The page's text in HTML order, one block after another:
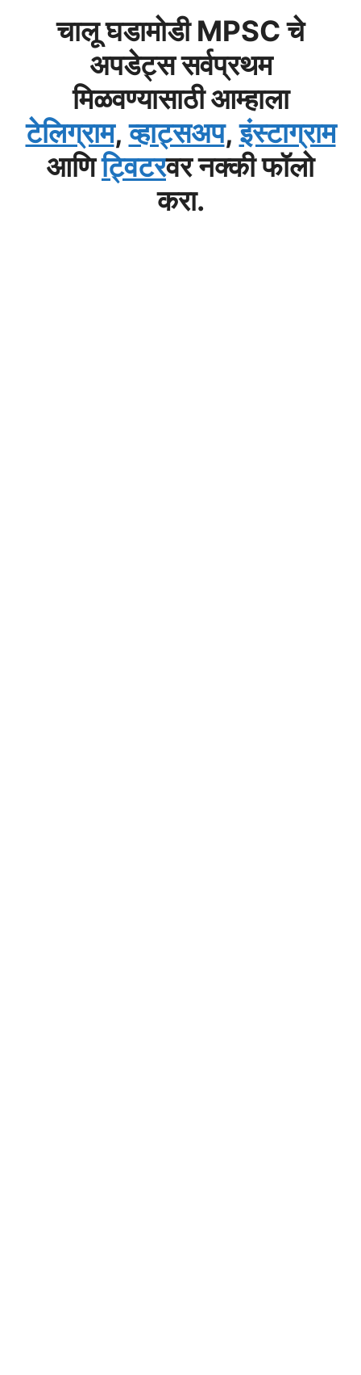
चालू घडामोडी MPSC चे
अपडेट्स सर्वप्रथम
मिळवण्यासाठी आम्हाला
टेलिग्राम,व्हाट्सअप,इंस्टाग्राम
आणिट्विटरवर नक्की फॉलो
करा.